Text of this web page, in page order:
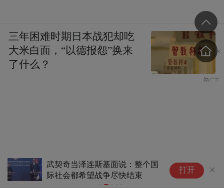
武契奇当泽连斯基面说：整个国
际社会都希望战争尽快结束
打开
三年困难时期日本战犯却吃
大米白面，“以德报怨”换来
了什么？